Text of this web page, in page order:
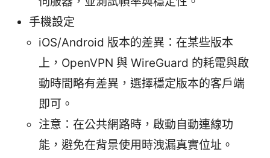
手機設定
iOS/Android 版本的差異：在某些版本
上，OpenVPN 與 WireGuard 的耗電與啟
動時間略有差異，選擇穩定版本的客戶端
即可。
注意：在公共網路時，啟動自動連線功
能，避免在背景使用時洩漏真實位址。